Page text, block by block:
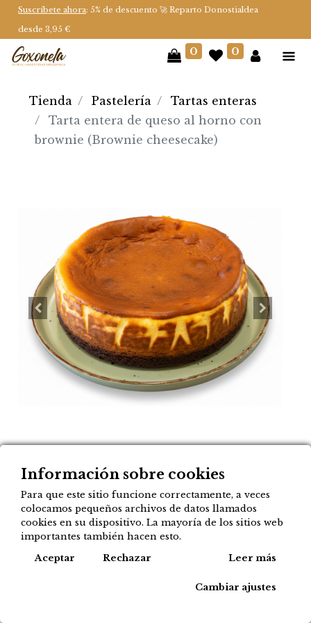
Suscríbete ahora: 5% de descuento 🚀 Reparto Donostialdea
desde 3,95 €
0 0
Tienda Pastelería
Tartas enteras
Tarta entera de queso al horno con
brownie (Brownie cheesecake)
horno con brownie
(Brownie cheesecake)
22,00€
Información sobre cookies
Para que este sitio funcione correctamente, a veces
colocamos pequeños archivos de datos llamados
cookies en su dispositivo. La mayoría de los sitios web
importantes también hacen esto.
Aceptar
Rechazar Leer más
Cambiar ajustes